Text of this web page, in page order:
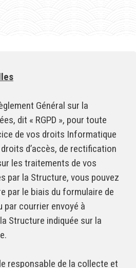
Général sur la
dit « RGPD », pour toute
de vos droits Informatique
d’accès, de rectification
les traitements de vos
par la Structure, vous pouvez
par le biais du formulaire de
par courrier envoyé à
Structure indiquée sur la
responsable de la collecte et